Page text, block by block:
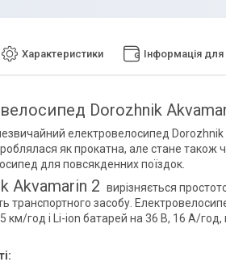
Характеристики Інформація
Dorozhnik
електровелосипед
як прокатна, але стане також
для повсякденних поїздок.
Akvamarin 2 вирізняється
транспортного засобу.
км/год і Li-ion батарей на 36 В, 16 А/